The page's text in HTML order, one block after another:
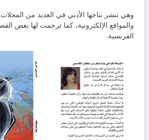
وهي تنشر نتاجها الأدبي في العديد من
والمواقع الإلكترونية، كما ترجمت لها بعض
الفرنسية.